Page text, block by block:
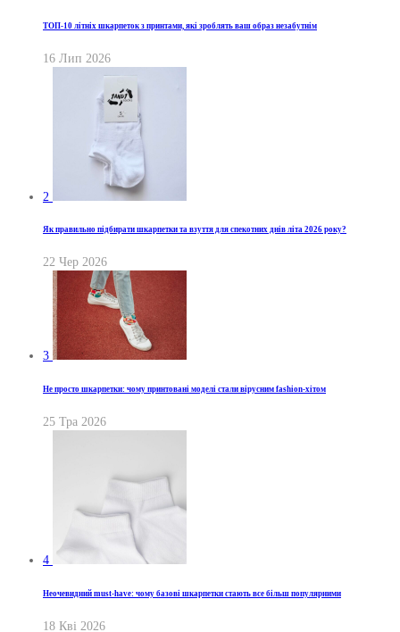
ТОП-10 літніх шкарпеток з принтами, які зроблять ваш образ незабутнім
16 Лип 2026
2
Як правильно підбирати шкарпетки та взуття для спекотних днів літа 2026 року?
22 Чер 2026
3
Не просто шкарпетки: чому принтовані моделі стали вірусним fashion-хітом
25 Тра 2026
4
Неочевидний must-have: чому базові шкарпетки стають все більш популярними
18 Кві 2026